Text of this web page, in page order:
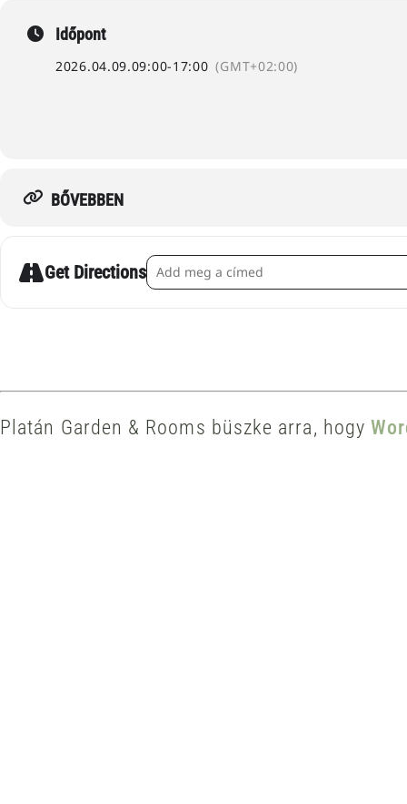
Időpont
2026.04.09.09:00-17:00 (GMT+02:00)
BŐVEBBEN
Get DirectionsAddress - Tulipánszüret Kőröshegyen
Platán Garden & Rooms büszke arra, hogy